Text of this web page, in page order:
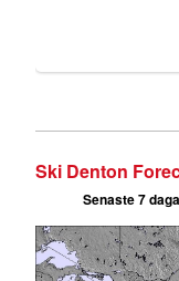
Ski Denton
Senaste 7